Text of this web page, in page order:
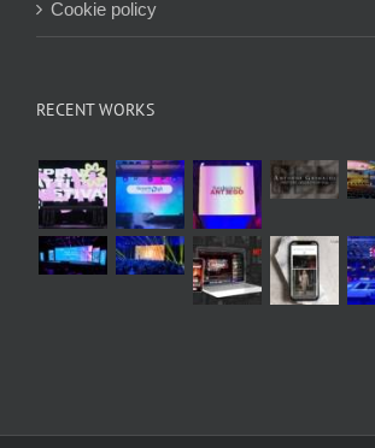
Cookie policy
RECENT WORKS